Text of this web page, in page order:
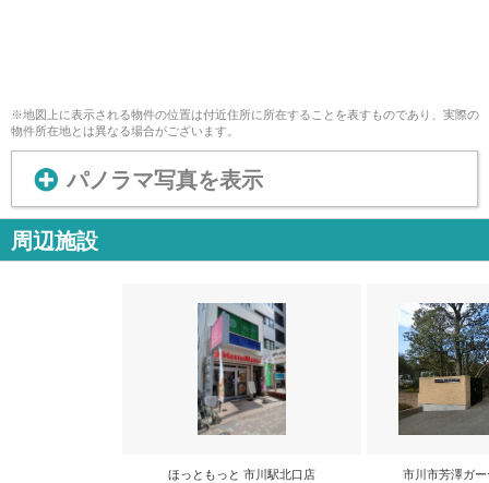
※地図上に表示される物件の位置は付近住所に所在することを表すものであり、実際の
物件所在地とは異なる場合がございます。
パノラマ写真を表示
周辺施設
ほっともっと 市川駅北口店 市川市芳澤ガ